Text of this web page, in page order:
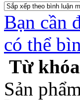
Bạn cần
có thể
Từ
Sản